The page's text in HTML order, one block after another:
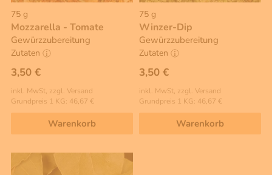
75 g
Mozzarella - Tomate
Gewürzzubereitung
Zutaten
3,50 €
inkl. MwSt, zzgl. Versand
Grundpreis 1 KG: 46,67 €
Warenkorb
75 g
Winzer-Dip
Gewürzzubereitung
Zutaten
3,50 €
inkl. MwSt, zzgl. Versand
Grundpreis 1 KG: 46,67 €
Warenkorb